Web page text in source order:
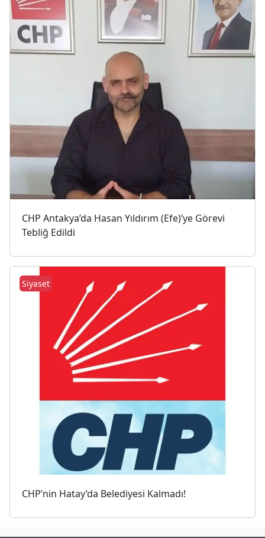
CHP Antakya’da Hasan Yıldırım (Efe)’ye Görevi
Tebliğ Edildi
CHP’nin Hatay’da Belediyesi Kalmadı!
Siyaset